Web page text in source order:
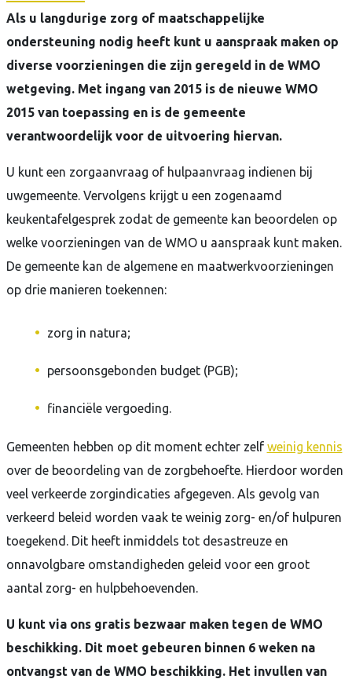
Als u langdurige zorg of maatschappelijke
ondersteuning nodig heeft kunt u aanspraak maken op
diverse voorzieningen die zijn geregeld in de WMO
wetgeving. Met ingang van 2015 is de nieuwe WMO
2015 van toepassing en is de gemeente
verantwoordelijk voor de uitvoering hiervan.
U kunt een zorgaanvraag of hulpaanvraag indienen bij
uwgemeente. Vervolgens krijgt u een zogenaamd
keukentafelgesprek zodat de gemeente kan beoordelen op
welke voorzieningen van de WMO u aanspraak kunt maken.
De gemeente kan de algemene en maatwerkvoorzieningen
op drie manieren toekennen:
zorg in natura;
persoonsgebonden budget (PGB);
financiële vergoeding.
Gemeenten hebben op dit moment echter zelf weinig kennis
over de beoordeling van de zorgbehoefte. Hierdoor worden
veel verkeerde zorgindicaties afgegeven. Als gevolg van
verkeerd beleid worden vaak te weinig zorg- en/of hulpuren
toegekend. Dit heeft inmiddels tot desastreuze en
onnavolgbare omstandigheden geleid voor een groot
aantal zorg- en hulpbehoevenden.
U kunt via ons gratis bezwaar maken tegen de WMO
beschikking. Dit moet gebeuren binnen 6 weken na
ontvangst van de WMO beschikking. Het invullen van
In
de
Contact